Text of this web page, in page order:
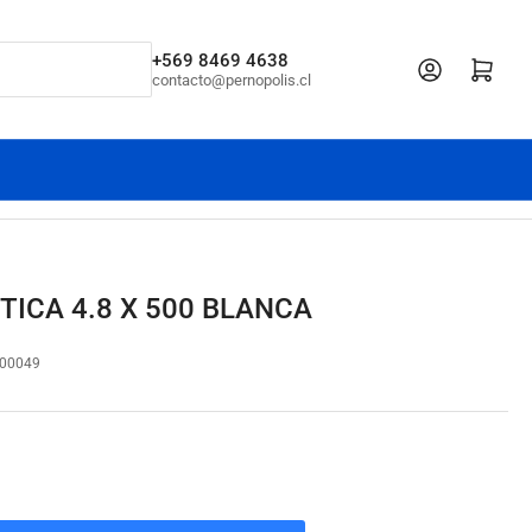
+569 8469 4638
contacto@pernopolis.cl
Iniciar sesiónAbrir cesta
4.8 X 500 BLANCA